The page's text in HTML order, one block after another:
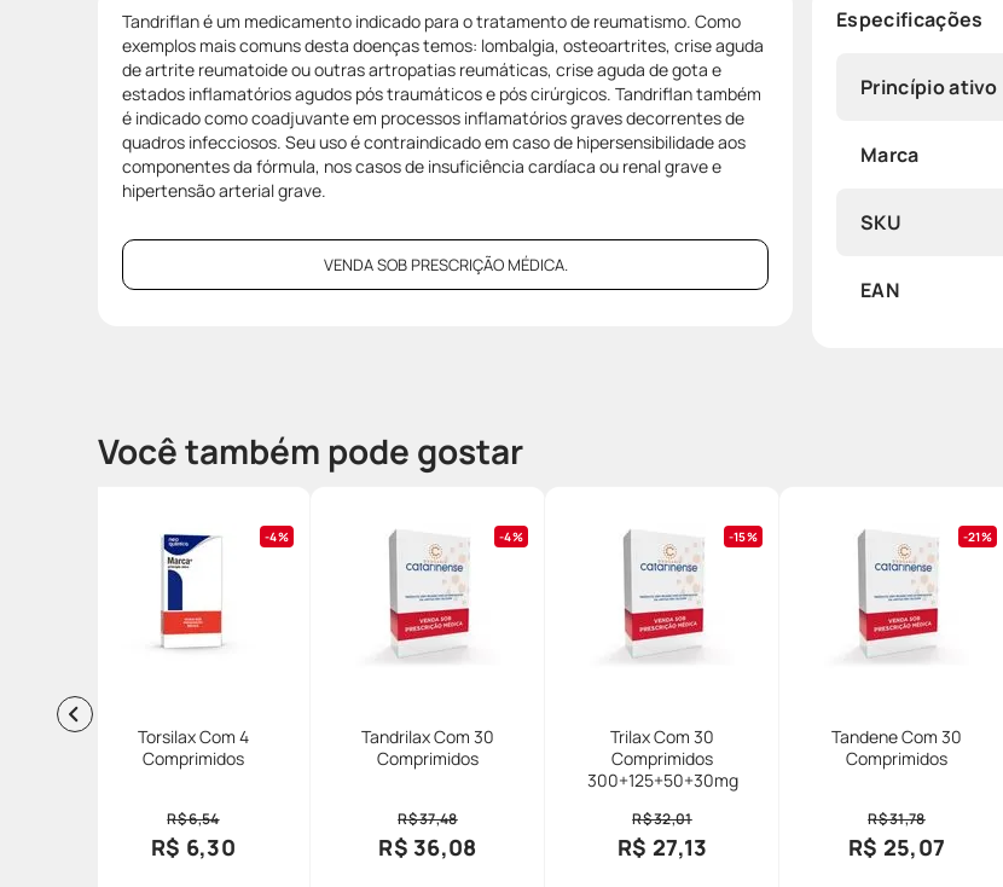
Tandriflan é um medicamento indicado para o tratamento de reumatismo. Como
exemplos mais comuns desta doenças temos: lombalgia, osteoartrites, crise aguda
de artrite reumatoide ou outras artropatias reumáticas, crise aguda de gota e
estados inflamatórios agudos pós traumáticos e pós cirúrgicos. Tandriflan também
é indicado como coadjuvante em processos inflamatórios graves decorrentes de
quadros infecciosos. Seu uso é contraindicado em caso de hipersensibilidade aos
componentes da fórmula, nos casos de insuficiência cardíaca ou renal grave e
hipertensão arterial grave.
VENDA SOB PRESCRIÇÃO MÉDICA.
Especificações
Princípio ativo
Marca
SKU
EAN
Você também pode gostar
4%
Torsilax Com 4
Comprimidos
R$ 6,54
R$ 6,30
4%
Tandrilax Com 30
Comprimidos
R$ 37,48
R$ 36,08
15%
Trilax Com 30
Comprimidos
300+125+50+30mg
R$ 32,01
R$ 27,13
21%
Tandene Com 30
Comprimidos
R$ 31,78
R$ 25,07